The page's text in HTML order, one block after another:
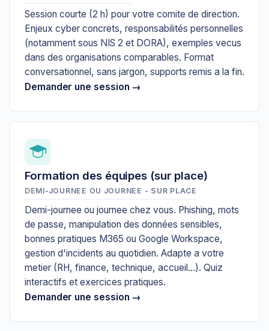
Session courte (2 h) pour votre comite de direction.
Enjeux cyber concrets, responsabilités personnelles
(notamment sous NIS 2 et DORA), exemples vecus
dans des organisations comparables. Format
conversationnel, sans jargon, supports remis a la fin.
Demander une session →
Formation des équipes (sur place)
DEMI-JOURNEE OU JOURNEE - SUR PLACE
Demi-journee ou journee chez vous. Phishing, mots
de passe, manipulation des données sensibles,
bonnes pratiques M365 ou Google Workspace,
gestion d'incidents au quotidien. Adapte a votre
metier (RH, finance, technique, accueil...). Quiz
interactifs et exercices pratiques.
Demander une session →